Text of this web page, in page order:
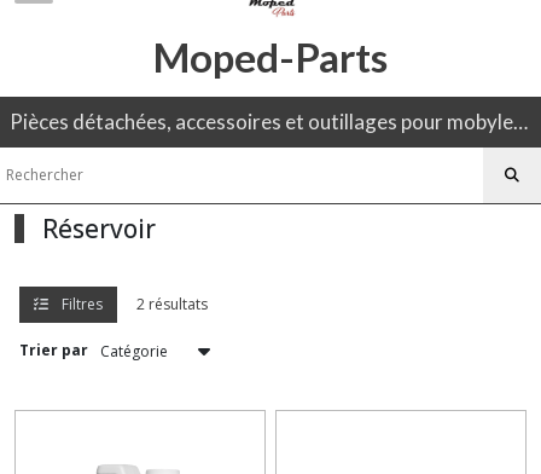
Moped-Parts
Pièces détachées, accessoires et outillages pour mobylette, 50CC, moto ancienne.
Réservoir
Filtres 2 résultats
Trier par
Phare
Feu
(21)
Réservoir
Afficher
résultats